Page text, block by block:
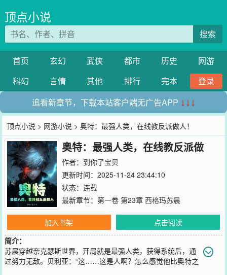
顶点小说
搜索
首页 玄幻 武侠 都市 历史
网游
科幻
言情 其他 排行 完本
登录
追看新章节，下载本站客户端无广告APP ↓↓↓
顶点小说 > 网游小说 > 奥特：最强人类，在线教反派做人！
奥特：最强人类，在线教反派做
人！
作者： 到你了宝贝
更新时间：2025-11-24 23:44:10
状态：连载
最新章节： 第一卷 第23章 西格玛苏晨
加入书架
点击阅读
简介：
苏晨穿越奈克瑟斯世界，开局就是最强人类，获得系统后，通
过努力无敌。贝利亚：“这……这是人啊？怎么感觉他比奥特之